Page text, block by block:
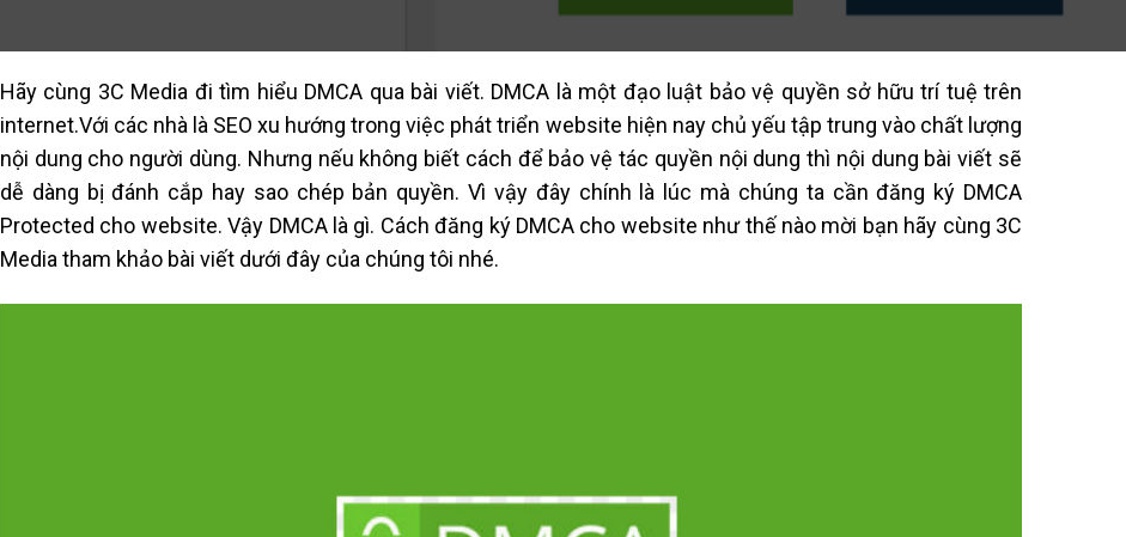
Hãy cùng 3C Media đi tìm hiểu DMCA qua bài viết. DMCA là một đạo luật bảo vệ quyền sở hữu trí tuệ trên
internet.Với các nhà là SEO xu hướng trong việc phát triển website hiện nay chủ yếu tập trung vào chất lượng
nội dung cho người dùng. Nhưng nếu không biết cách để bảo vệ tác quyền nội dung thì nội dung bài viết sẽ
dễ dàng bị đánh cắp hay sao chép bản quyền. Vì vậy đây chính là lúc mà chúng ta cần đăng ký DMCA
Protected cho website. Vậy DMCA là gì. Cách đăng ký DMCA cho website như thế nào mời bạn hãy cùng 3C
Media tham khảo bài viết dưới đây của chúng tôi nhé.